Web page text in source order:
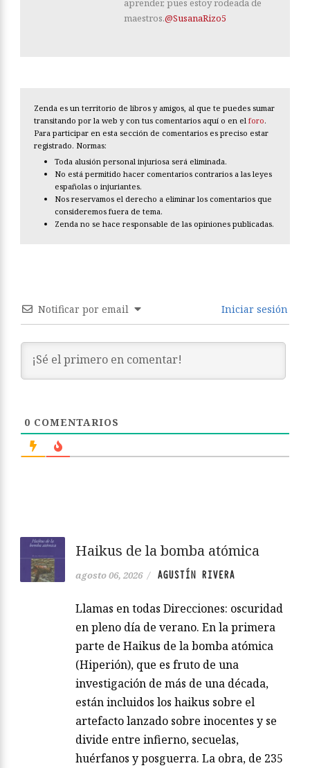
aprender, pues estoy rodeada de
maestros.@SusanaRizo5
Zenda es un territorio de libros y amigos, al que te puedes sumar
transitando por la web y con tus comentarios aquí o en el foro.
Para participar en esta sección de comentarios es preciso estar
registrado. Normas:
Toda alusión personal injuriosa será eliminada.
No está permitido hacer comentarios contrarios a las leyes
españolas o injuriantes.
Nos reservamos el derecho a eliminar los comentarios que
consideremos fuera de tema.
Zenda no se hace responsable de las opiniones publicadas.
Notificar por email Iniciar sesión
0 COMENTARIOS
Haikus de la bomba atómica
agosto 06, 2026 / AGUSTÍN RIVERA
Llamas en todas Direcciones: oscuridad
en pleno día de verano. En la primera
parte de Haikus de la bomba atómica
(Hiperión), que es fruto de una
investigación de más de una década,
están incluidos los haikus sobre el
artefacto lanzado sobre inocentes y se
divide entre infierno, secuelas,
huérfanos y posguerra. La obra, de 235